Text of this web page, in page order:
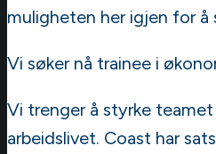
muligheten her igjen for å
Vi søker nå trainee i
Vi trenger å styrke
arbeidslivet. Coast har